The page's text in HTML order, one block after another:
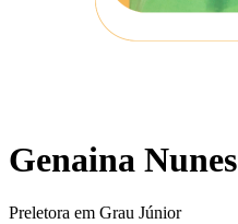
Genaina Nunes
Preletora em Grau Júnior